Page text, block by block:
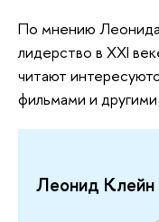
По мнению Леонида
лидерство в XXI
читают
фильмами и
Леонид Клейн